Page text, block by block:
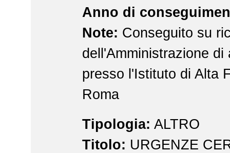
Anno di
Note: Conseguito su
dell'Amministrazione di
presso l'Istituto di Alta
Roma
Tipologia: ALTRO
Titolo: URGENZE